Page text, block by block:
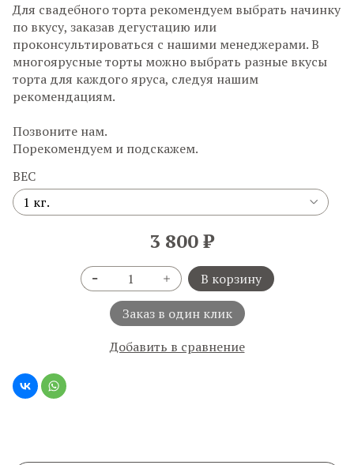
Для свадебного торта рекомендуем выбрать начинку
по вкусу, заказав дегустацию или
проконсультироваться с нашими менеджерами. В
многоярусные торты можно выбрать разные вкусы
торта для каждого яруса, следуя нашим
рекомендациям.
Позвоните нам.
Порекомендуем и подскажем.
ВЕС
3 800 ₽
В корзину
Заказ в один клик
Добавить в сравнение